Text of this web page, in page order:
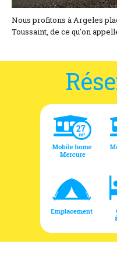
Emplacement et tarifs
Nous profitons à Argeles
Toussaint, de ce qu'on